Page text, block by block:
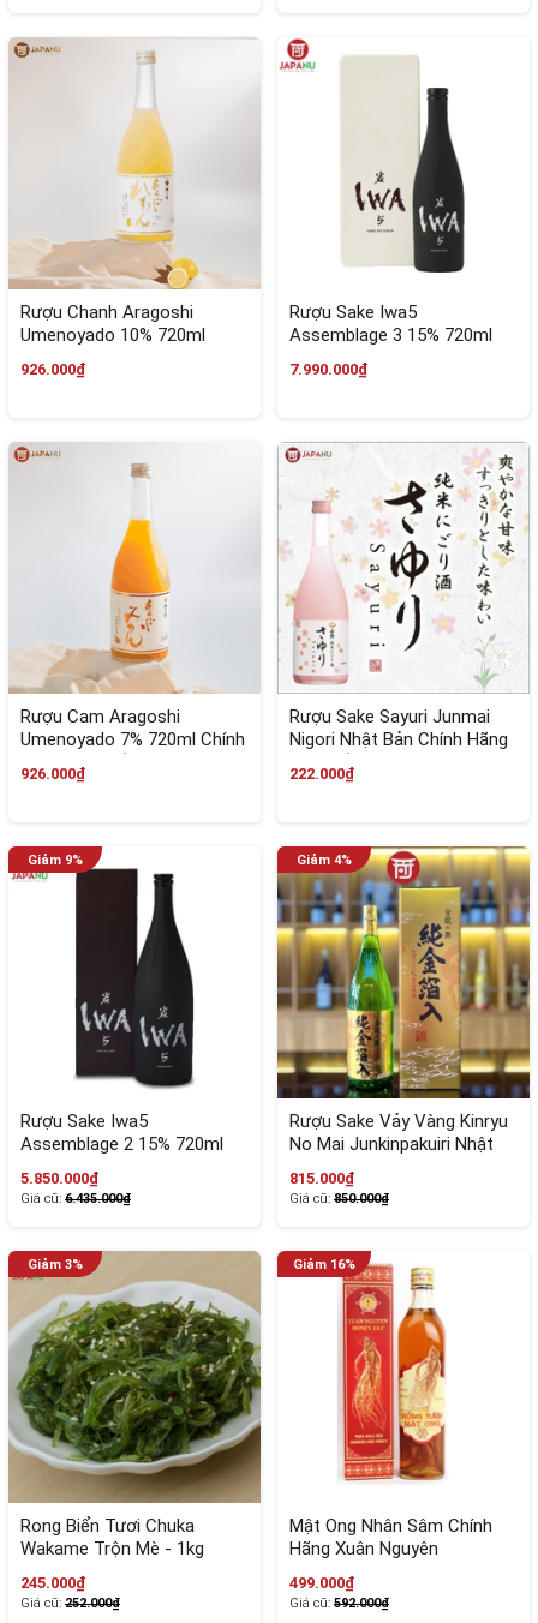
Rượu Chanh Aragoshi
Umenoyado 10% 720ml
926.000₫
Rượu Sake Iwa5
Assemblage 3 15% 720ml
7.990.000₫
Rượu Cam Aragoshi
Umenoyado 7% 720ml Chính
Hãng Cao Cấp
926.000₫
Rượu Sake Sayuri Junmai
Nigori Nhật Bản Chính Hãng
Cao Cấp
222.000₫
Rượu Sake Iwa5
Assemblage 2 15% 720ml
5.850.000₫
Giá cũ: 6.435.000₫
Rượu Sake Vảy Vàng Kinryu
No Mai Junkinpakuiri Nhật
Bản 1L8
815.000₫
Giá cũ: 850.000₫
Rong Biển Tươi Chuka
Wakame Trộn Mè - 1kg
245.000₫
Giá cũ: 252.000₫
Mật Ong Nhân Sâm Chính
Hãng Xuân Nguyên
499.000₫
Giá cũ: 592.000₫